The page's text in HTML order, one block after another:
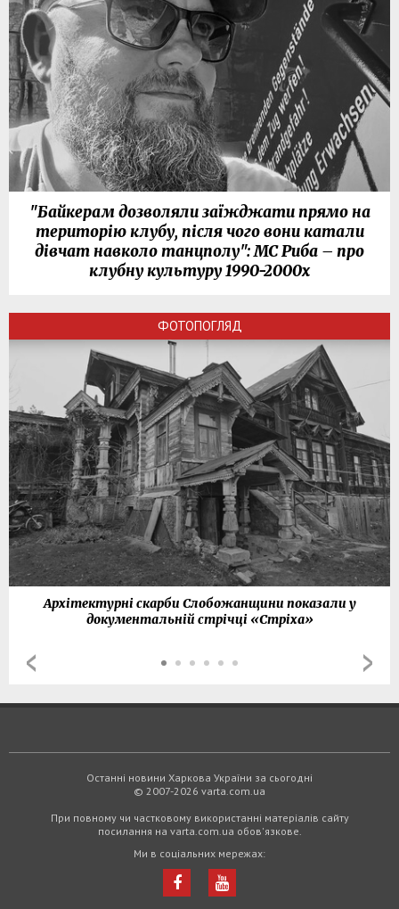
"Байкерам дозволяли заїжджати прямо на
територію клубу, після чого вони катали
дівчат навколо танцполу": МС Риба – про
клубну культуру 1990-2000х
ФОТОПОГЛЯД
Архітектурні скарби Слобожанщини показали у
документальній стрічці «Стріха»
Останні новини Харкова України за сьогодні
© 2007-2026 varta.com.ua
При повному чи частковому використанні матеріалів сайту
посилання на varta.com.ua обов'язкове.
Ми в соціальних мережах: